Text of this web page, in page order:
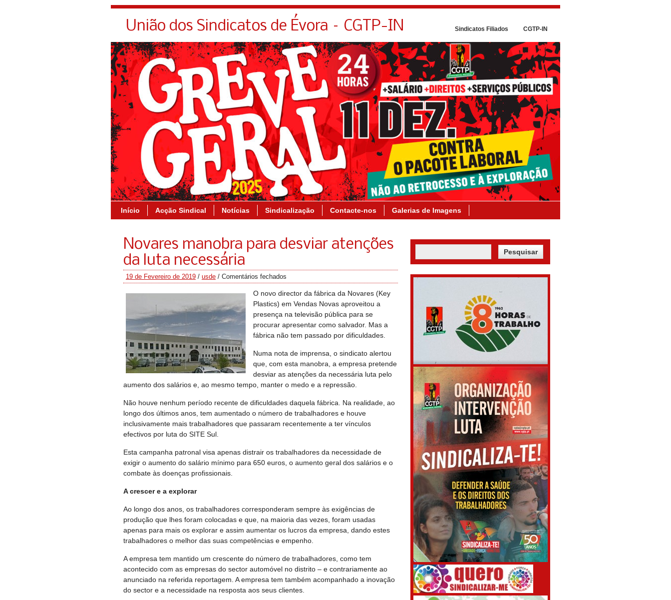
União dos Sindicatos de Évora – CGTP-IN Sindicatos Filiados CGTP-IN
Início Acção Sindical Notícias Sindicalização Contacte-nos Galerias de Imagens
Novares manobra para desviar atenções
da luta necessária
19 de Fevereiro de 2019 / usde / Comentários fechados
O novo director da fábrica da Novares (Key
Plastics) em Vendas Novas aproveitou a
presença na televisão pública para se
procurar apresentar como salvador. Mas a
fábrica não tem passado por dificuldades.
Numa nota de imprensa, o sindicato alertou
que, com esta manobra, a empresa pretende
desviar as atenções da necessária luta pelo
aumento dos salários e, ao mesmo tempo, manter o medo e a repressão.
Não houve nenhum período recente de dificuldades daquela fábrica. Na realidade, ao
longo dos últimos anos, tem aumentado o número de trabalhadores e houve
inclusivamente mais trabalhadores que passaram recentemente a ter vínculos
efectivos por luta do SITE Sul.
Esta campanha patronal visa apenas distrair os trabalhadores da necessidade de
exigir o aumento do salário mínimo para 650 euros, o aumento geral dos salários e o
combate às doenças profissionais.
A crescer e a explorar
Ao longo dos anos, os trabalhadores corresponderam sempre às exigências de
produção que lhes foram colocadas e que, na maioria das vezes, foram usadas
apenas para mais os explorar e assim aumentar os lucros da empresa, dando estes
trabalhadores o melhor das suas competências e empenho.
A empresa tem mantido um crescente do número de trabalhadores, como tem
acontecido com as empresas do sector automóvel no distrito – e contrariamente ao
anunciado na referida reportagem. A empresa tem também acompanhado a inovação
do sector e a necessidade na resposta aos seus clientes.